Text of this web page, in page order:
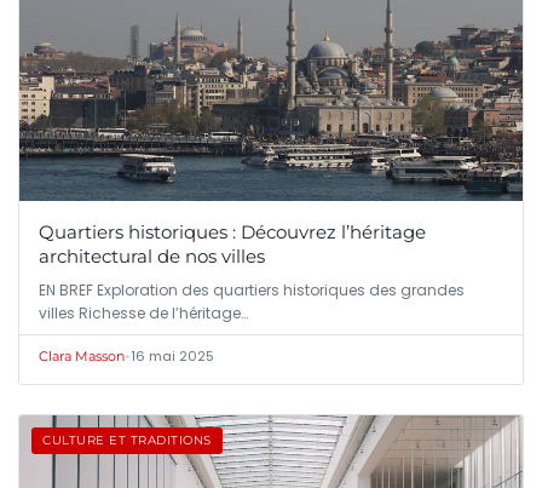
Quartiers historiques : Découvrez l’héritage
architectural de nos villes
EN BREF Exploration des quartiers historiques des grandes
villes Richesse de l’héritage…
Clara Masson•16 mai 2025
CULTURE ET TRADITIONS